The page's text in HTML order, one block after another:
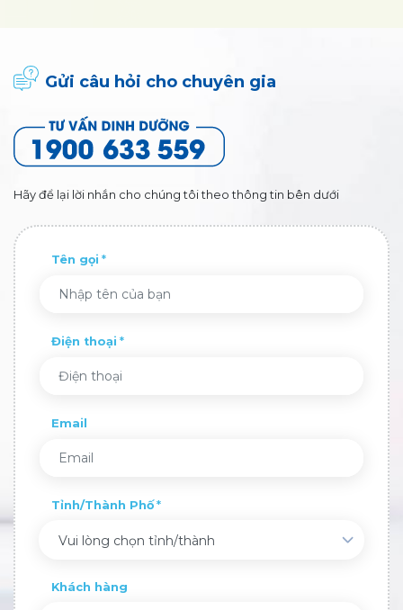
Gửi câu hỏi cho chuyên gia
Hãy để lại lời nhắn cho chúng tôi theo thông tin bên dưới
Tên gọi
Điện thoại
Email
Tỉnh/Thành Phố
Vui lòng chọn tỉnh/thành
Khách hàng